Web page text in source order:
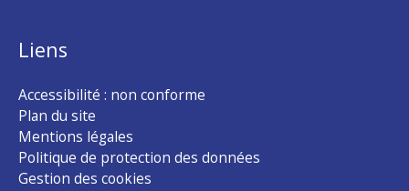
Liens
Accessibilité : non conforme
Plan du site
Mentions légales
Politique de protection des données
Gestion des cookies